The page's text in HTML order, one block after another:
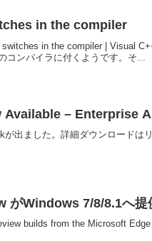
in the compiler
in the compiler | Visual
コンパイラに付くようです。そ...
Available – Enterprise
出ました。詳細ダウンロードは
がWindows 7/8/8.1へ提
builds from the Microsoft